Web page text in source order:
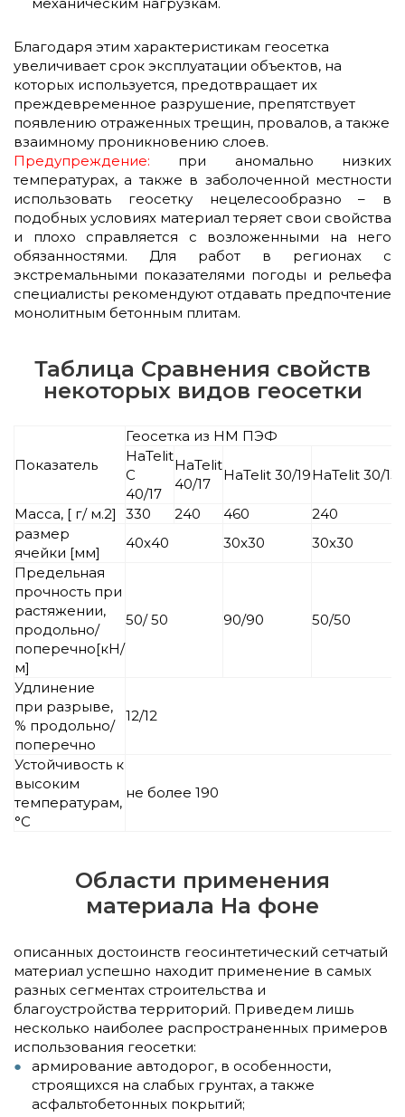
Благодаря этим характеристикам геосетка
увеличивает срок эксплуатации объектов, на
которых используется, предотвращает их
преждевременное разрушение, препятствует
появлению отраженных трещин, провалов, а также
взаимному проникновению слоев.
Предупреждение: при аномально низких
температурах, а также в заболоченной местности
использовать геосетку нецелесообразно – в
подобных условиях материал теряет свои свойства
и плохо справляется с возложенными на него
обязанностями. Для работ в регионах с
экстремальными показателями погоды и рельефа
специалисты рекомендуют отдавать предпочтение
монолитным бетонным плитам.
Таблица Сравнения свойств
некоторых видов геосетки
Показатель
Геосетка из НМ ПЭФ
HaTelit
C
40/17
HaTelit
40/17
HaTelit 30/19HaTelit 30/13
Масса, [ г/ м.2] 330 240 460
240
размер
ячейки [мм]
40x40 30x30
30x30
Предельная
прочность при
растяжении,
продольно/
поперечно[кН/
м]
50/ 50 90/90 50/50
Удлинение
при разрыве,
% продольно/
поперечно
12/12
Устойчивость к
высоким
температурам,
°С
не более 190
Области применения
материала На фоне
описанных достоинств геосинтетический сетчатый
материал успешно находит применение в самых
разных сегментах строительства и
благоустройства территорий. Приведем лишь
несколько наиболее распространенных примеров
использования геосетки:
армирование автодорог, в особенности,
строящихся на слабых грунтах, а также
асфальтобетонных покрытий;